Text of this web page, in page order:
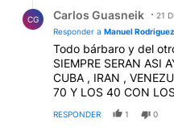
CG Carlos Guasneik
21
Responder a Manuel Rodriguez
Todo bárbaro y del
SIEMPRE SERAN ASI
CUBA , IRAN ,
70 Y LOS 40 CON
RESPONDER 1 0